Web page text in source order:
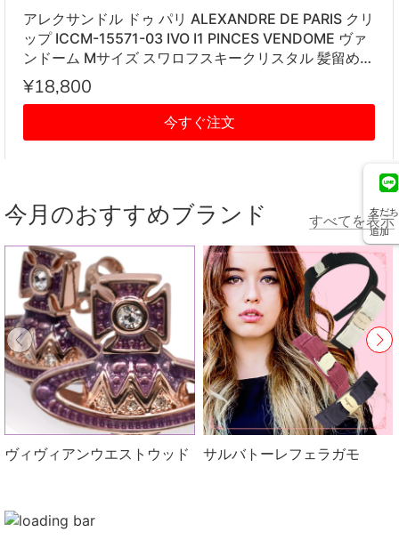
友だち
追加
アレクサンドル ドゥ パリ ALEXANDRE DE PARIS クリ
ップ ICCM-15571-03 IVO I1 PINCES VENDOME ヴァ
ンドーム Mサイズ スワロフスキークリスタル 髪留め
レディース アイボリー系
¥18,800
今すぐ注文
今月のおすすめブランド すべてを表示
ヴィヴィアンウエストウッド サルバトーレフェラガモ